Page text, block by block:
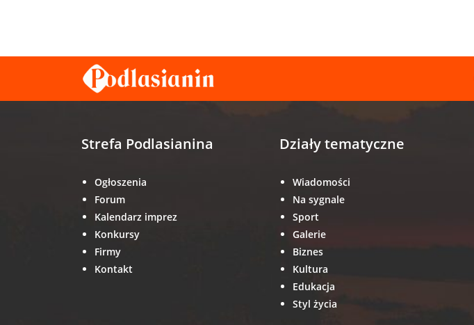
Strefa Podlasianina
Ogłoszenia
Forum
Kalendarz imprez
Konkursy
Firmy
Kontakt
Działy tematyczne
Wiadomości
Na sygnale
Sport
Galerie
Biznes
Kultura
Edukacja
Styl życia